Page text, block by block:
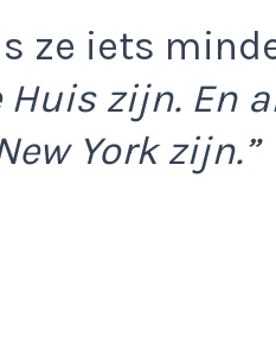
ze iets
zijn. En
York zijn.”